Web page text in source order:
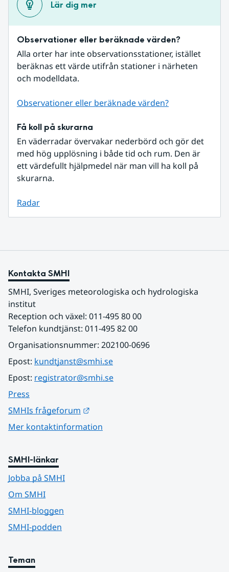
Lär dig mer
Observationer eller beräknade värden?
Alla orter har inte observationsstationer, istället
beräknas ett värde utifrån stationer i närheten
och modelldata.
Observationer eller beräknade värden?
Få koll på skurarna
En väderradar övervakar nederbörd och gör det
med hög upplösning i både tid och rum. Den är
ett värdefullt hjälpmedel när man vill ha koll på
skurarna.
Radar
Kontakta SMHI
SMHI, Sveriges meteorologiska och hydrologiska
institut
Reception och växel: 011-495 80 00
Telefon kundtjänst: 011-495 82 00
Organisationsnummer: 202100-0696
Epost: kundtjanst@smhi.se
Epost: registrator@smhi.se
Press
SMHIs frågeforum
Mer kontaktinformation
SMHI-länkar
Jobba på SMHI
Om SMHI
SMHI-bloggen
SMHI-podden
Teman